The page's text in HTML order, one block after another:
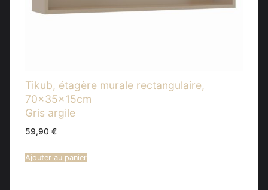
Tikub, étagère murale rectangulaire,
70x35x15cm
Gris argile
59,90 €
Ajouter au panier